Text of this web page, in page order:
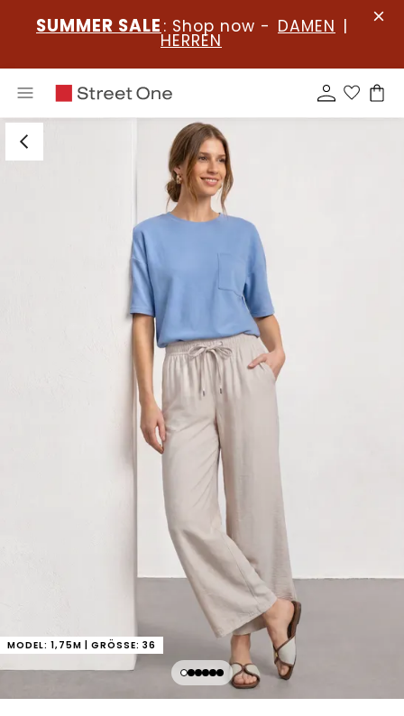
SUMMER SALE : Shop now - DAMEN |
HERREN
MODEL: 1,75M | GRÖSSE: 36